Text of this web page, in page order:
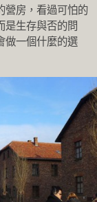
營房，看過可怕的
是生存與否的問
做一個什麼的選